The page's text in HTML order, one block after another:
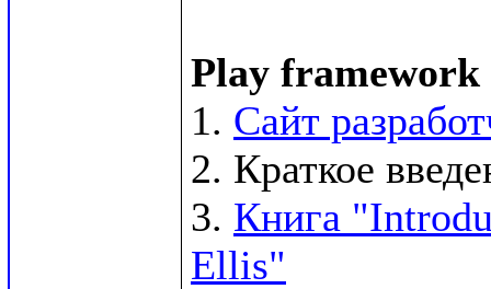
Play framework
1. Сайт
2. Краткое
3. Книга
Ellis"